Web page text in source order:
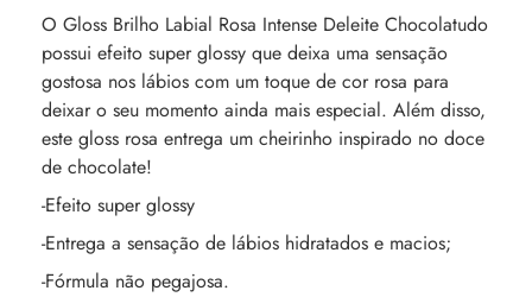
O Gloss Brilho Labial Rosa Intense Deleite Chocolatudo
possui efeito super glossy que deixa uma sensação
gostosa nos lábios com um toque de cor rosa para
deixar o seu momento ainda mais especial. Além disso,
este gloss rosa entrega um cheirinho inspirado no doce
de chocolate!
-Efeito super glossy
-Entrega a sensação de lábios hidratados e macios;
-Fórmula não pegajosa.